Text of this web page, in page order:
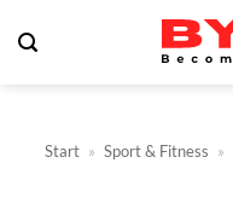
Inhalt
Start » Sport & Fitness »